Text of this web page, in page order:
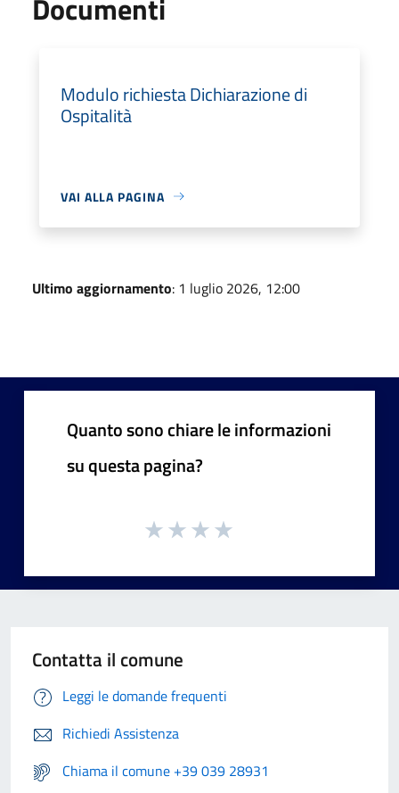
Documenti
Modulo richiesta Dichiarazione di
Ospitalità
VAI ALLA PAGINA
Ultimo aggiornamento: 1 luglio 2026, 12:00
Quanto sono chiare le informazioni
su questa pagina?
Contatta il comune
Leggi le domande frequenti
Richiedi Assistenza
Chiama il comune +39 039 28931